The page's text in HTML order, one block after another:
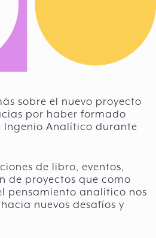
sobre el nuevo proyecto
por haber formado
Ingenio Analítico durante
de libro, eventos,
de proyectos que como
pensamiento analítico nos
nuevos desafíos y